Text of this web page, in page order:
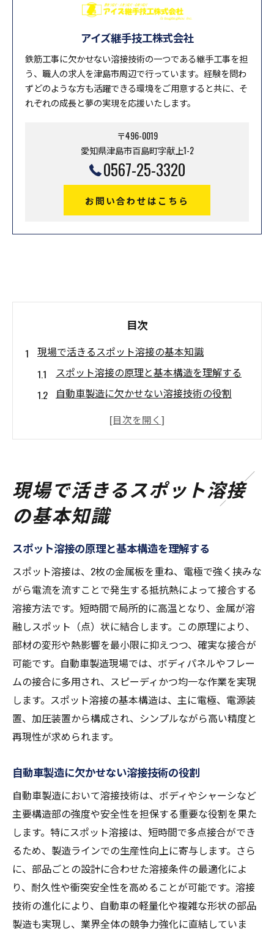
アイズ継手技工株式会社
鉄筋工事に欠かせない溶接技術の一つである継手工事を担
う、職人の求人を津島市周辺で行っています。経験を問わ
ずどのような方も活躍できる環境をご用意すると共に、そ
れぞれの成長と夢の実現を応援いたします。
〒496-0019
愛知県津島市百島町字献上1-2
0567-25-3320
お問い合わせはこちら
目次
現場で活きるスポット溶接の基本知識
スポット溶接の原理と基本構造を理解する
自動車製造に欠かせない溶接技術の役割
スポット溶接に使われる代表的な記号の意
金属加工現場で生きる溶接の基礎知識
溶接初心者が知るべきスポット溶接のやり方
介
初心者が実践しやすい溶接作業のコツ
DIYでも活用できるスポット溶接のポイント
スポット溶接の失敗を防ぐ安全な操作方法
溶接初心者が覚えるべき注意事項
作業効率が上がるスポット溶接の工夫
アーク溶接との違いを理解する溶接技術
アーク溶接とスポット溶接の主な違いを解
説
溶接方法ごとの特徴と選び方のポイント
アーク溶接と比較したスポット溶接の利点
現場で役立つ溶接技術の選定基準
自動車製造で求められる溶接の違い
自動車製造に役立つスポット溶接応用術
自動車製造現場で活きるスポット溶接応用
例
溶接技術で強度と軽量化を両立する方法
製造ラインで活かす溶接の工程管理術
現場で活きるスポット溶接
の基本知識
スポット溶接の原理と基本構造を理解する
スポット溶接は、2枚の金属板を重ね、電極で強く挟みな
がら電流を流すことで発生する抵抗熱によって接合する
溶接方法です。短時間で局所的に高温となり、金属が溶
融しスポット（点）状に結合します。この原理により、
部材の変形や熱影響を最小限に抑えつつ、確実な接合が
可能です。自動車製造現場では、ボディパネルやフレー
ムの接合に多用され、スピーディかつ均一な作業を実現
します。スポット溶接の基本構造は、主に電極、電源装
置、加圧装置から構成され、シンプルながら高い精度と
再現性が求められます。
自動車製造に欠かせない溶接技術の役割
自動車製造において溶接技術は、ボディやシャーシなど
主要構造部の強度や安全性を担保する重要な役割を果た
します。特にスポット溶接は、短時間で多点接合ができ
るため、製造ラインでの生産性向上に寄与します。さら
に、部品ごとの設計に合わせた溶接条件の最適化によ
り、耐久性や衝突安全性を高めることが可能です。溶接
技術の進化により、自動車の軽量化や複雑な形状の部品
製造も実現し、業界全体の競争力強化に直結していま